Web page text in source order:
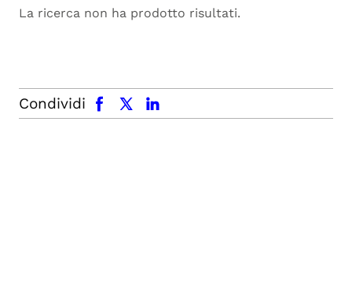
La ricerca non ha prodotto risultati.
Condividi
facebook x.com linkedin